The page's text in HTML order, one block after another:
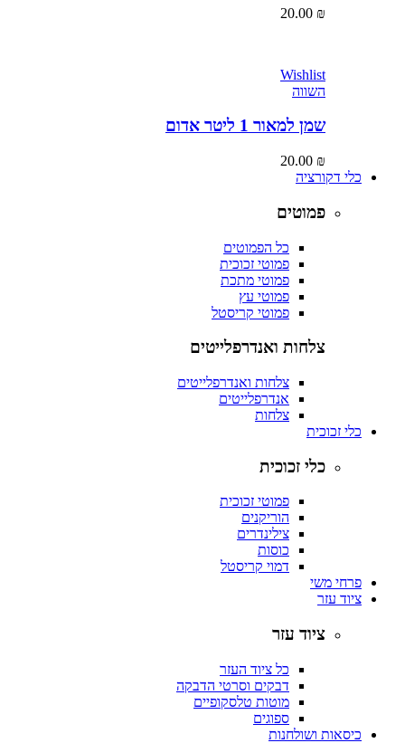
20.00
Wishlist
שמן למאור 1 ליטר אדום
20.00
כלי דקורציה
פמוטים
כל הפמוטים
פמוטי זכוכית
פמוטי מתכת
פמוטי עץ
פמוטי קריסטל
צלחות ואנדרפלייטים
צלחות ואנדרפלייטים
אנדרפלייטים
צלחות
כלי זכוכית
כלי זכוכית
פמוטי זכוכית
הוריקנים
צילינדרים
כוסות
דמוי קריסטל
פרחי משי
ציוד עזר
ציוד עזר
כל ציוד העזר
דבקים וסרטי הדבקה
מוטות טלסקופיים
ספוגים
כיסאות ושולחנות